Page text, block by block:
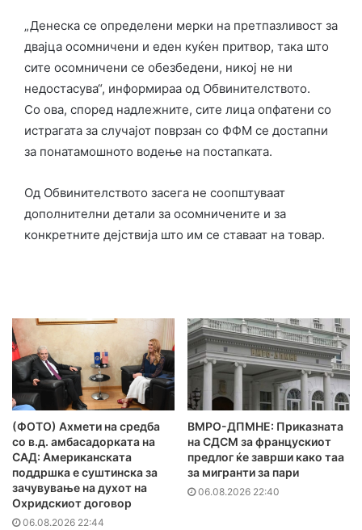
„Денеска се определени мерки на претпазливост за
двајца осомничени и еден куќен притвор, така што
сите осомничени се обезбедени, никој не ни
недостасува“, информираа од Обвинителството.
Со ова, според надлежните, сите лица опфатени со
истрагата за случајот поврзан со ФФМ се достапни
за понатамошното водење на постапката.
Од Обвинителството засега не соопштуваат
дополнителни детали за осомничените и за
конкретните дејствија што им се ставаат на товар.
(ФОТО) Ахмети на средба
со в.д. амбасадорката на
САД: Американската
поддршка е суштинска за
зачувување на духот на
Охридскиот договор
06.08.2026 22:44
ВМРО-ДПМНЕ: Приказната
на СДСМ за францускиот
предлог ќе заврши како таа
за мигранти за пари
06.08.2026 22:40